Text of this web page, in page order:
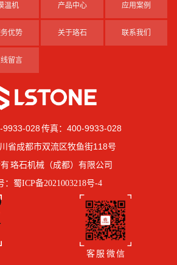
温机 产品中心 应用案例
务优势 关于珞石 联系我们
留言
9933-028 传真：400-9933-028
省成都市双流区牧鱼街118号
珞石机械（成都）有限公司
蜀ICP备2021003218号-4
客 服 微 信